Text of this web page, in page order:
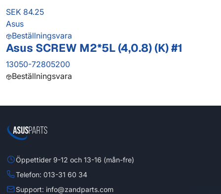
SEK 84.25
Asus
Beställningsvara
Asus SCREW M2*5L (4,0.8) (K) #1
13050-72805200
Beställningsvara
Öppettider 9-12 och 13-16 (mån-fre)
Telefon: 013-31 60 34
Support: info@zandparts.com